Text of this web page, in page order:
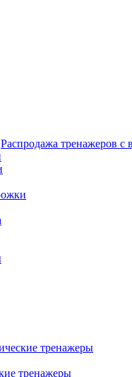
Распродажа тренажеров с
тренажеры
тренажеры